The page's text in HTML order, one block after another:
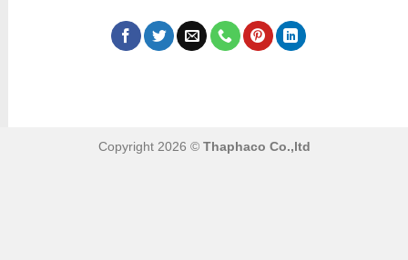
Copyright 2026 © Thaphaco Co.,ltd